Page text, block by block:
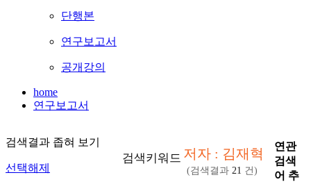
단행본
연구보고서
공개강의
home
연구보고서
검색결과 좁혀 보기
선택해제
검색키워드 저자 : 김재혁
(검색결과 21 건)
연관
검색
어 추